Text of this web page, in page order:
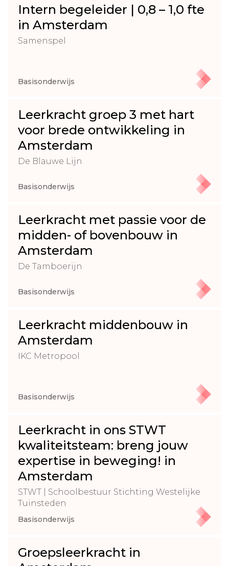
Intern begeleider | 0,8 – 1,0 fte
in Amsterdam
Samenspel
Basisonderwijs
Leerkracht groep 3 met hart
voor brede ontwikkeling in
Amsterdam
De Blauwe Lijn
Basisonderwijs
Leerkracht met passie voor de
midden- of bovenbouw in
Amsterdam
De Tamboerijn
Basisonderwijs
Leerkracht middenbouw in
Amsterdam
IKC Metropool
Basisonderwijs
Leerkracht in ons STWT
kwaliteitsteam: breng jouw
expertise in beweging! in
Amsterdam
STWT | Schoolbestuur Stichting Westelijke
Tuinsteden
Basisonderwijs
Groepsleerkracht in